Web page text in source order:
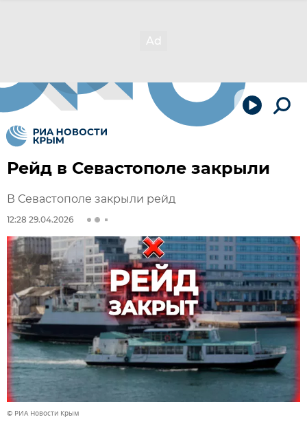
Рейд в Севастополе закрыли
В Севастополе закрыли рейд
12:28 29.04.2026
© РИА Новости Крым